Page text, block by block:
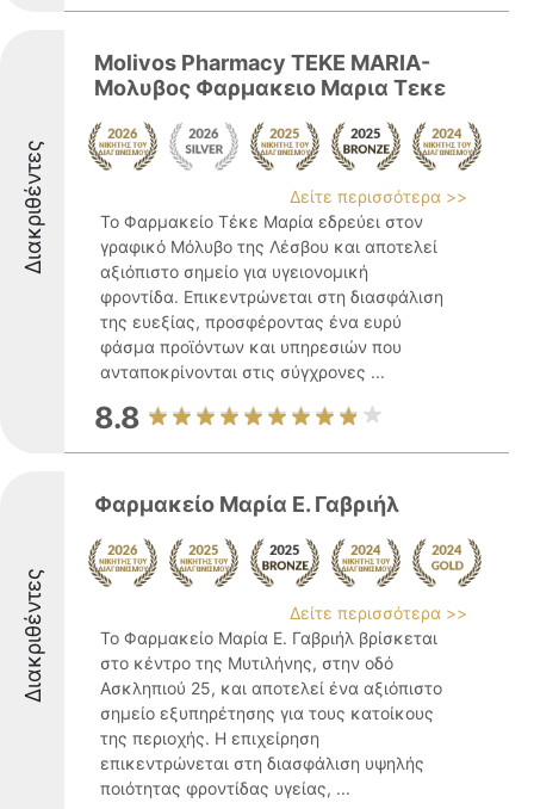
Διακριθέντες
Molivos Pharmacy TEKE MARIA-
Μολυβος Φαρμακειο Μαρια Τεκε
Δείτε περισσότερα >>
Το Φαρμακείο Τέκε Μαρία εδρεύει στον
γραφικό Μόλυβο της Λέσβου και αποτελεί
αξιόπιστο σημείο για υγειονομική
φροντίδα. Επικεντρώνεται στη διασφάλιση
της ευεξίας, προσφέροντας ένα ευρύ
φάσμα προϊόντων και υπηρεσιών που
ανταποκρίνονται στις σύγχρονες ...
8.8
Διακριθέντες
Φαρμακείο Μαρία Ε. Γαβριήλ
Δείτε περισσότερα >>
Το Φαρμακείο Μαρία Ε. Γαβριήλ βρίσκεται
στο κέντρο της Μυτιλήνης, στην οδό
Ασκληπιού 25, και αποτελεί ένα αξιόπιστο
σημείο εξυπηρέτησης για τους κατοίκους
της περιοχής. Η επιχείρηση
επικεντρώνεται στη διασφάλιση υψηλής
ποιότητας φροντίδας υγείας, ...